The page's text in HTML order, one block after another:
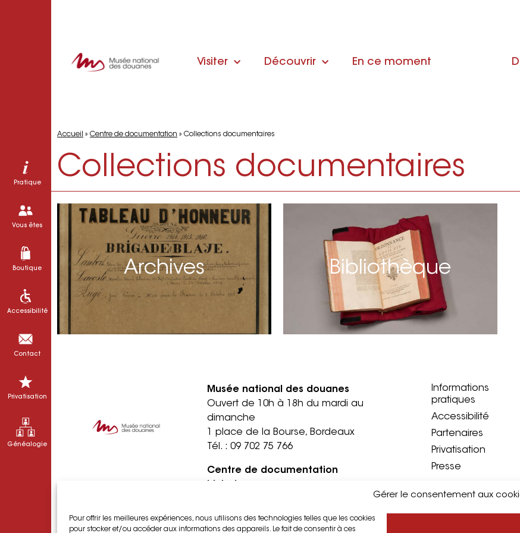
Gérer le consentement aux
Pour offrir les meilleures expériences, nous utilisons des technologies telles que les cookies
pour stocker et/ou accéder aux informations des appareils. Le fait de consentir à ces
Pratique
Vous êtes
Boutique
Accessibilité
Contact
Privatisation
Généalogie
Visiter Découvrir En ce moment
Accueil » Centre de documentation » Collections documentaires
Collections documentaires
Archives Bibliothèque
Musée national des douanes
Ouvert de 10h à 18h du mardi au
dimanche
1 place de la Bourse, Bordeaux
Tél. : 09 702 75 766
Centre de documentation
rendez-vous
1 quai de la douane, Bordeaux
Informations
pratiques
Accessibilité
Partenaires
Privatisation
Presse